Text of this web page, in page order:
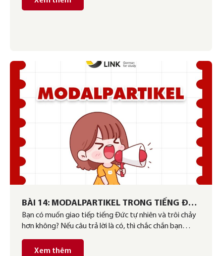
BÀI 14: MODALPARTIKEL TRONG TIẾNG ĐỨC
(PHẦN 1)
Bạn có muốn giao tiếp tiếng Đức tự nhiên và trôi chảy
hơn không? Nếu câu trả lời là có, thì chắc chắn bạn
nhưng có sức mạnh lớn trong việc diễn đạt ý nghĩa và
Xem thêm